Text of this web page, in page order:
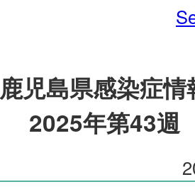
鹿児島県感染症情
2025年第43週